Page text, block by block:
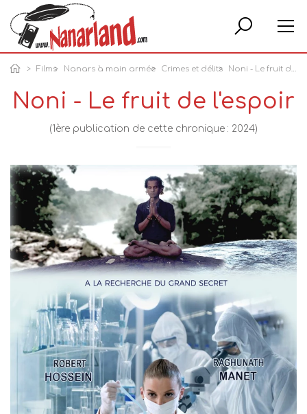
Films Nanars à main armée Crimes et délits Noni - Le fruit de l'espoir
Noni - Le fruit de l'espoir
(1ère publication de cette chronique : 2024)